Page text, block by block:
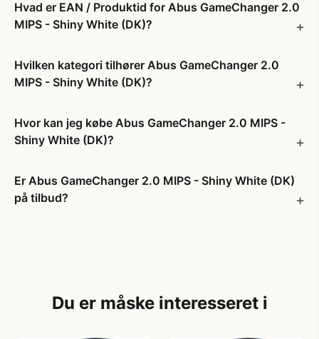
Hvad er EAN / Produktid for Abus GameChanger 2.0
MIPS - Shiny White (DK)?
Hvilken kategori tilhører Abus GameChanger 2.0
MIPS - Shiny White (DK)?
Hvor kan jeg købe Abus GameChanger 2.0 MIPS -
Shiny White (DK)?
Er Abus GameChanger 2.0 MIPS - Shiny White (DK)
på tilbud?
Du er måske interesseret i